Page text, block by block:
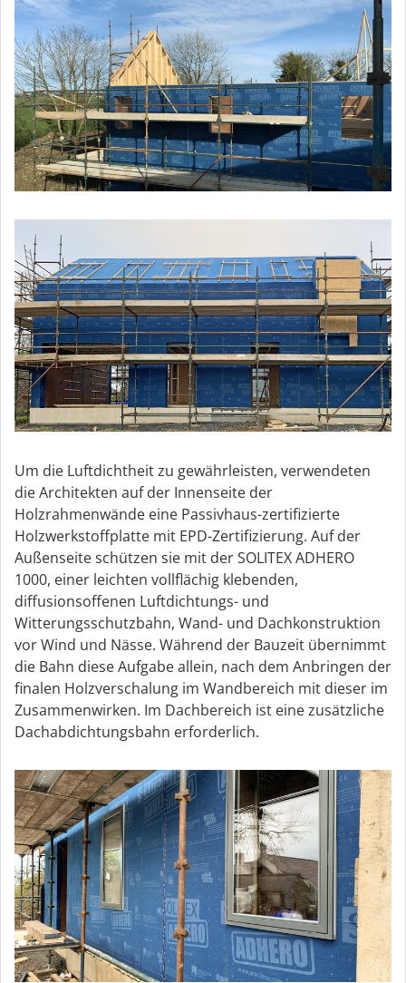
Um die Luftdichtheit zu gewährleisten, verwendeten
die Architekten auf der Innenseite der
Holzrahmenwände eine Passivhaus-zertifizierte
Holzwerkstoffplatte mit EPD-Zertifizierung. Auf der
Außenseite schützen sie mit der SOLITEX ADHERO
1000, einer leichten vollflächig klebenden,
diffusionsoffenen Luftdichtungs- und
Witterungsschutzbahn, Wand- und Dachkonstruktion
vor Wind und Nässe. Während der Bauzeit übernimmt
die Bahn diese Aufgabe allein, nach dem Anbringen der
finalen Holzverschalung im Wandbereich mit dieser im
Zusammenwirken. Im Dachbereich ist eine zusätzliche
Dachabdichtungsbahn erforderlich.